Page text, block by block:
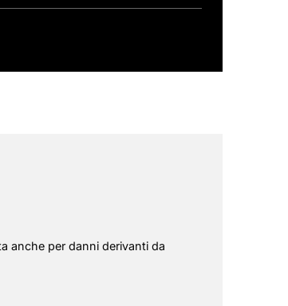
anche per danni derivanti da